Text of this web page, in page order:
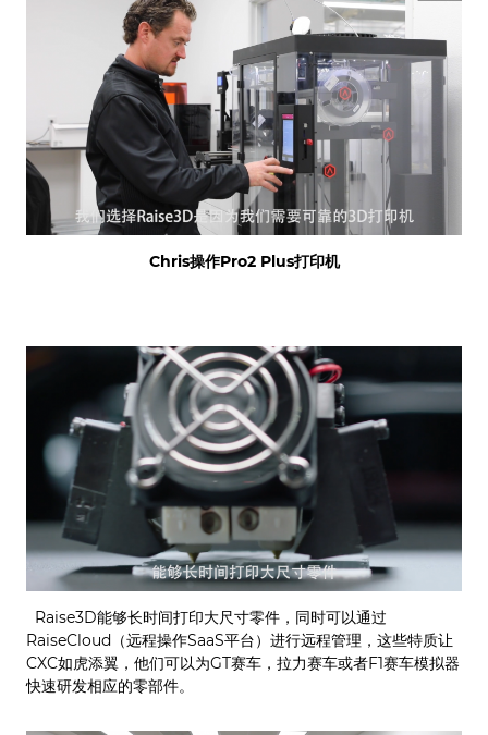
Chris操作Pro2 Plus打印机
Raise3D能够长时间打印大尺寸零件，同时可以通过
RaiseCloud（远程操作SaaS平台）进行远程管理，这些特质让
CXC如虎添翼，他们可以为GT赛车，拉力赛车或者F1赛车模拟器
快速研发相应的零部件。